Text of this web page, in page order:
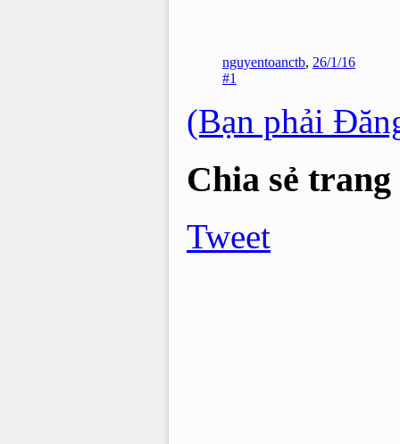
nguyentoanctb, 26/1/16
#1
(Bạn phải
Chia sẻ trang
Tweet